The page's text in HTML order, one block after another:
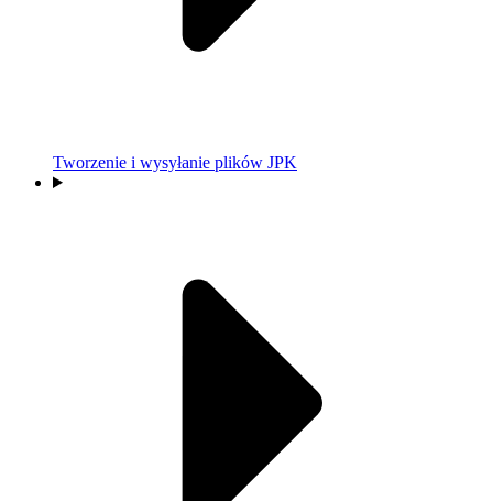
Tworzenie i wysyłanie plików JPK